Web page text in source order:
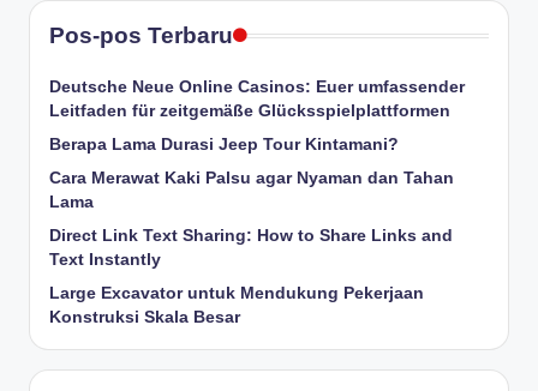
Pos-pos Terbaru
Deutsche Neue Online Casinos: Euer umfassender
Leitfaden für zeitgemäße Glücksspielplattformen
Berapa Lama Durasi Jeep Tour Kintamani?
Cara Merawat Kaki Palsu agar Nyaman dan Tahan
Lama
Direct Link Text Sharing: How to Share Links and
Text Instantly
Large Excavator untuk Mendukung Pekerjaan
Konstruksi Skala Besar